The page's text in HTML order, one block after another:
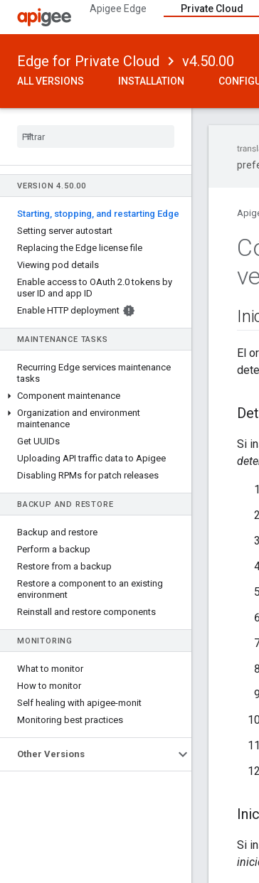
Apigee Edge Private Cloud
Edge for Private Cloud v4.50.00
ALL VERSIONS INSTALLATION
VERSION 4. 50.00
Starting, stopping, and restarting Edge
Setting server autostart
Replacing the Edge license file
Viewing pod details
Enable access to OAuth 2.0 tokens by
user ID and app ID
Enable HTTP deployment
MAINTENANCE TASKS
Recurring Edge services maintenance
tasks
Component maintenance
Organization and environment
maintenance
Get UUIDs
Uploading API traffic data to Apigee
Disabling RPMs for patch releases
BACKUP AND RESTORE
Backup and restore
Perform a backup
Restore from a backup
Restore a component to an existing
environment
Reinstall and restore components
MONITORING
What to monitor
How to monitor
Self healing with apigee-monit
Monitoring best practices
Other Versions
El
Si
Si